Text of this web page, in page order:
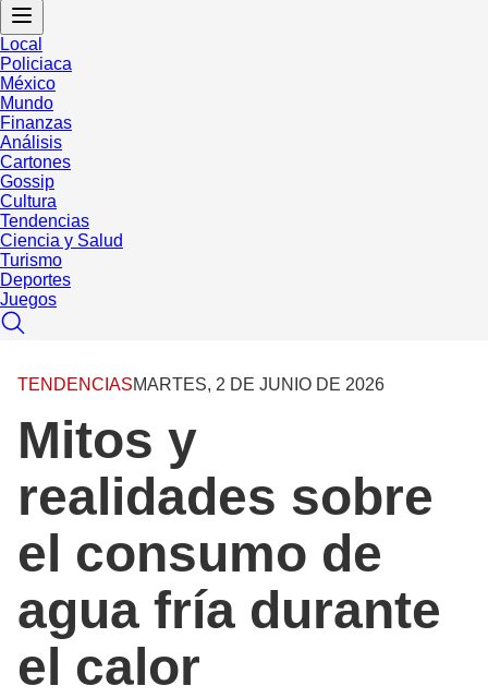
Local
Policiaca
México
Mundo
Finanzas
Análisis
Cartones
Gossip
Cultura
Tendencias
Ciencia y Salud
Turismo
Deportes
Juegos
TENDENCIASMARTES, 2 DE JUNIO DE 2026
Mitos y
realidades sobre
el consumo de
agua fría durante
el calor